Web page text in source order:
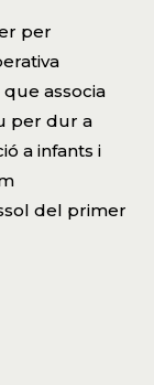
per
que associa
per dur a
a infants i
del primer